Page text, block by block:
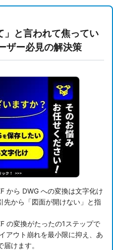
」と言われて焦ってい
ザー必見の解決策
から DWG への変換は文字化け
先から「図面が開けない」と指
の変換がたったの1ステップで
アウト崩れを最小限に抑え、あ
けます。